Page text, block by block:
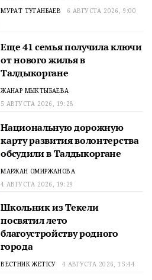
МУРАТ ТУГАНБАЕВ 6 АВГУСТА 2026, 9:00
Еще 41 семья получила ключи
от нового жилья в
Талдыкоргане
ЖАНАР МЫКТЫБАЕВА
5 АВГУСТА 2026, 19:28
Национальную дорожную
карту развития волонтерства
обсудили в Талдыкоргане
МАРЖАН ОМИРЖАНОВА
4 АВГУСТА 2026, 19:29
Школьник из Текели
посвятил лето
благоустройству родного
города
ВЕСТНИК ЖЕТІСУ 4 АВГУСТА 2026, 15:44